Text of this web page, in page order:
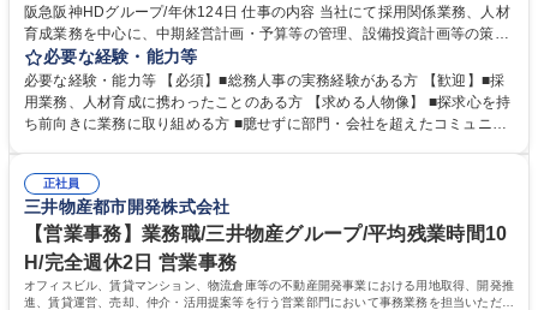
阪急阪神HDグループ/年休124日 仕事の内容 当社にて採用関係業務、人材
育成業務を中心に、中期経営計画・予算等の管理、設備投資計画等の策
定、さらに社内の重要会議の運営等、経営の根幹となる幅広い総務人事業
務全般を担当していただきます。 【主な業務内容】 ■採用関係業務および
人材育成(社員研修)業務の推進 ■中期経営計画および予算等の管理 ■設備
投資計画等の策定 ■社内の重要会議の運営 ■その他総務人事業務全般 【入
務人事】経験者歓迎！/阪急阪神HDグループ/年休124日
必要な経験・能力等
必要な経験・能力等 【必須】■総務人事の実務経験がある方 【歓迎】■採
用業務、人材育成に携わったことのある方 【求める人物像】 ■探求心を持
ち前向きに業務に取り組める方 ■臆せずに部門・会社を超えたコミュニケ
囲のメンバーと協調しつつ主体性を持って能動的に業務を推進できる方 学
歴・資格 学歴：大学院 大学 高専 短大 専修学校 高校 語学力： 資格：
正社員
三井物産都市開発株式会社
【営業事務】業務職/三井物産グループ/平均残業時間10
H/完全週休2日 営業事務
オフィスビル、賃貸マンション、物流倉庫等の不動産開発事業における用地取得、開発推
進、賃貸運営、売却、仲介・活用提案等を行う営業部門において事務業務を担当いただき